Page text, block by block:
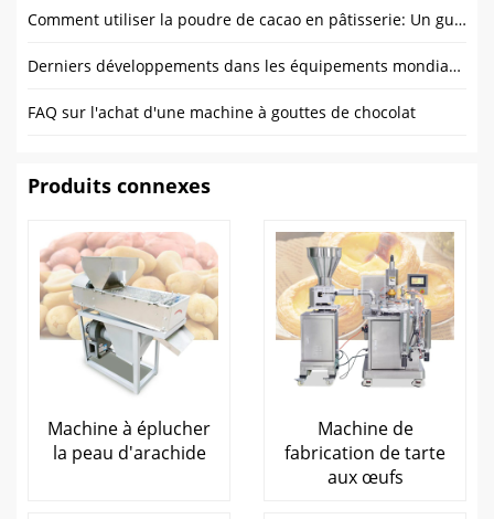
Comment utiliser la poudre de cacao en pâtisserie: Un guide du débutant
Derniers développements dans les équipements mondiaux de transformation du cacao
FAQ sur l'achat d'une machine à gouttes de chocolat
Produits connexes
Machine à éplucher
la peau d'arachide
Machine de
fabrication de tarte
aux œufs